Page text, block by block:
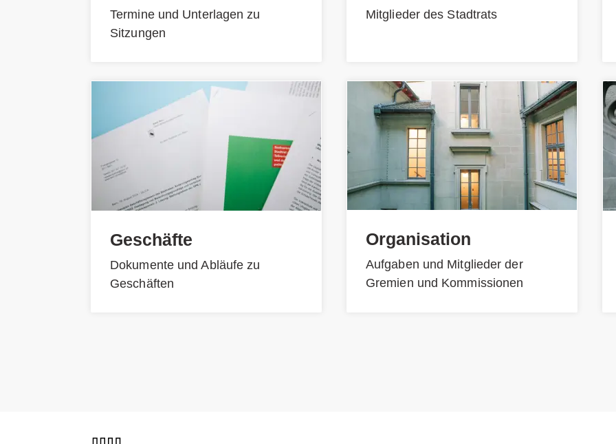
Termine und Unterlagen zu
Sitzungen
Geschäfte
Dokumente und Abläufe zu
Geschäften
Mitglieder des Stadtrats
Organisation
Aufgaben und Mitglieder der
Gremien und Kommissionen